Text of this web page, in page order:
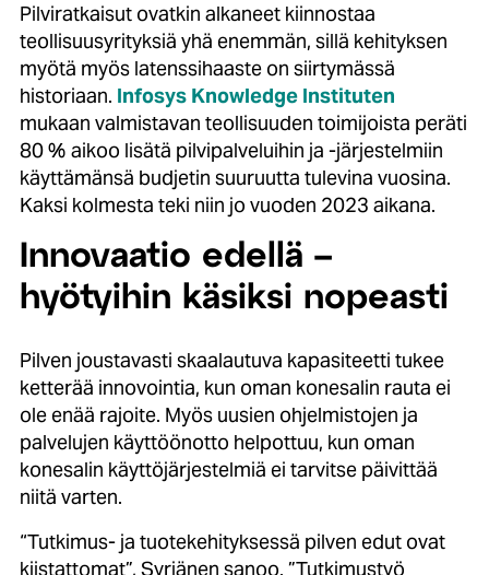
Pilviratkaisut ovatkin alkaneet kiinnostaa
teollisuusyrityksiä yhä enemmän, sillä kehityksen
myötä myös latenssihaaste on siirtymässä
historiaan. Infosys Knowledge Instituten
mukaan valmistavan teollisuuden toimijoista peräti
80 % aikoo lisätä pilvipalveluihin ja -järjestelmiin
käyttämänsä budjetin suuruutta tulevina vuosina.
Kaksi kolmesta teki niin jo vuoden 2023 aikana.
Innovaatio edellä –
hyötyihin käsiksi nopeasti
Pilven joustavasti skaalautuva kapasiteetti tukee
ketterää innovointia, kun oman konesalin rauta ei
ole enää rajoite. Myös uusien ohjelmistojen ja
palvelujen käyttöönotto helpottuu, kun oman
konesalin käyttöjärjestelmiä ei tarvitse päivittää
niitä varten.
“Tutkimus- ja tuotekehityksessä pilven edut ovat
kiistattomat”, Syrjänen sanoo. ”Tutkimustyö